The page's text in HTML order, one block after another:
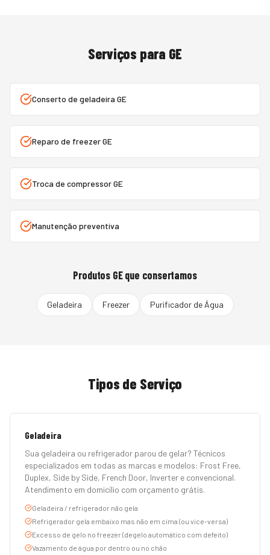
Serviços para GE
Conserto de geladeira GE
Reparo de freezer GE
Troca de compressor GE
Manutenção preventiva
Produtos GEque consertamos
Geladeira Freezer Purificador de Água
Tipos de Serviço
Geladeira
Sua geladeira ou refrigerador parou de gelar? Técnicos
especializados em todas as marcas e modelos: Frost Free,
Duplex, Side by Side, French Door, Inverter e convencional.
Atendimento em domicílio com orçamento grátis.
Geladeira / refrigerador não gela
Refrigerador gela embaixo mas não em cima (ou vice-versa)
Excesso de gelo no freezer (degelo automático com defeito)
Vazamento de água por dentro ou no chão